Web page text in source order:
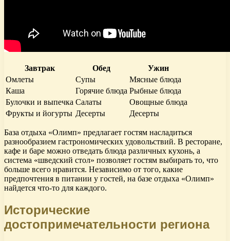
Завтрак Обед
Ужин
Омлеты
Супы
Мясные блюда
Каша
Горячие блюда Рыбные блюда
Булочки и выпечка Салаты
Овощные блюда
Фрукты и йогурты Десерты Десерты
База отдыха «Олимп» предлагает гостям насладиться
разнообразием гастрономических удовольствий. В ресторане,
кафе и баре можно отведать блюда различных кухонь, а
система «шведский стол» позволяет гостям выбирать то, что
больше всего нравится. Независимо от того, какие
предпочтения в питании у гостей, на базе отдыха «Олимп»
найдется что-то для каждого.
Исторические
достопримечательности региона